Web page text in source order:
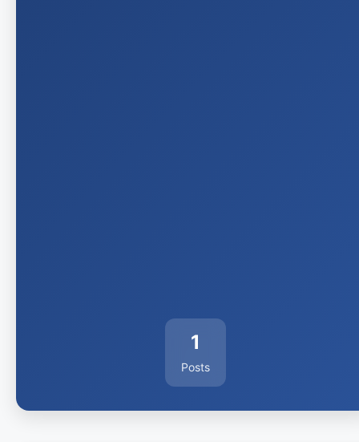
1
Posts